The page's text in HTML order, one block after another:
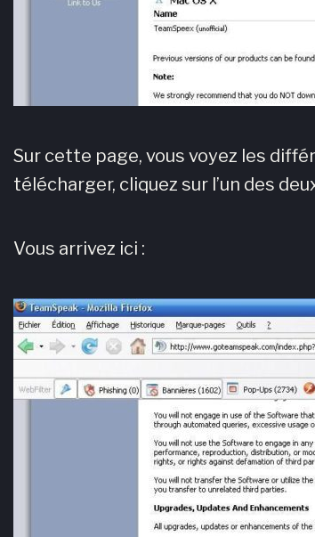
Sur cette page, vous voyez les
télécharger, cliquez sur l’un des
Vous arrivez ici :